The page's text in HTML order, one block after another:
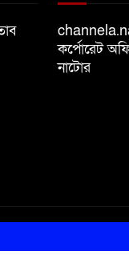
কর্পোরেট
নাটোর